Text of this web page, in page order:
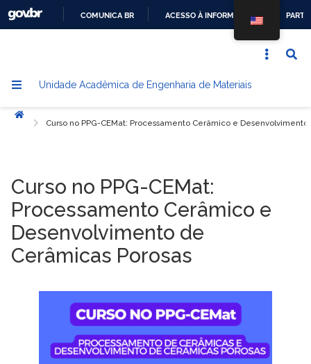
CONTEÚDO
COMUNICA BR ACESSO À INFORMAÇÃO
Unidade Acadêmica de Engenharia de Materiais
Início
Curso no PPG-CEMat: Processamento Cerâmico e
Curso no PPG-CEMat:
Processamento Cerâmico e
Desenvolvimento de
Cerâmicas Porosas